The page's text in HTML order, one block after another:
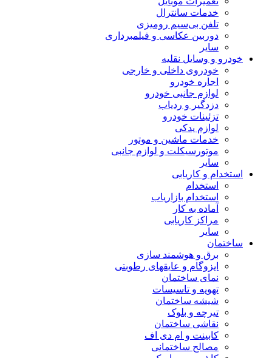
خدمات سانترال
تلفن بی‌سیم رومیزی
دوربین عکاسی و فیلمبرداری
سایر
خودرو و وسایل نقلیه
خودروی داخلی و خارجی
اجاره خودرو
لوازم جانبی خودرو
دزدگیر و ردیاب
تزئینات خودرو
لوازم یدکی
خدمات ماشین و موتور
موتورسیکلت و لوازم جانبی
سایر
استخدام و کاریابی
استخدام
استخدام بازاریاب
آماده به کار
مراکز کاریابی
سایر
ساختمان
برق و هوشمند سازی
ایزوگام و عایقهای رطوبتی
نمای ساختمان
تهویه و تاسیسات
شیشه ساختمان
تیرچه و بلوک
نقاشی ساختمان
کابینت و ام دی اف
مصالح ساختمانی